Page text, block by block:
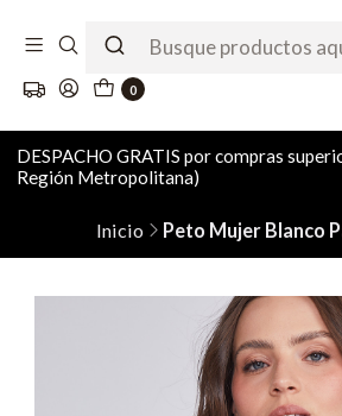
0
DESPACHO GRATIS por compras
Región Metropolitana)
Inicio Peto Mujer Blanco